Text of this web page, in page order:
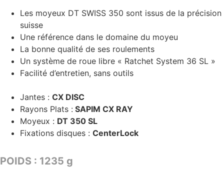
Les moyeux DT SWISS 350 sont issus de la précision
suisse
Une référence dans le domaine du moyeu
La bonne qualité de ses roulements
Un système de roue libre « Ratchet System 36 SL »
Facilité d’entretien, sans outils
Jantes : CX DISC
Rayons Plats : SAPIM CX RAY
Moyeux : DT 350 SL
Fixations disques : CenterLock
POIDS : 1235 g